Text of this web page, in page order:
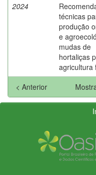
2024
técnicas
produção
e
mudas de
hortaliças
agricultura
< Anterior